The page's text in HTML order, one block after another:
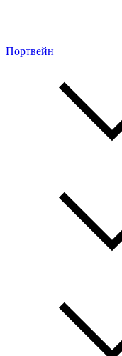
Портвейн